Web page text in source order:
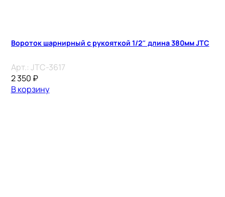
Вороток шарнирный с рукояткой 1/2″ длина 380мм JTC
Арт.: JTC-3617
2 350 ₽
В корзину